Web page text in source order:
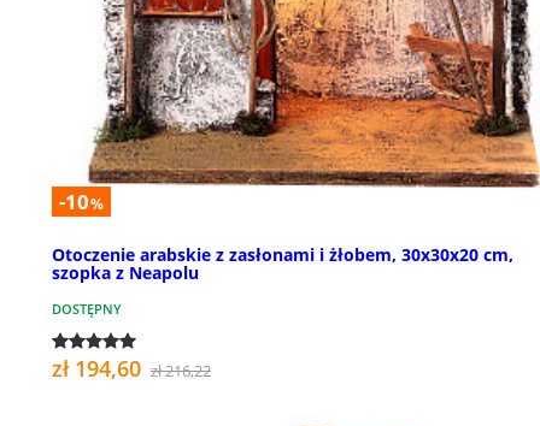
-10%
Otoczenie arabskie z zasłonami i żłobem, 30x30x20 cm,
szopka z Neapolu
DOSTĘPNY
zł 194,60 zł 216,22